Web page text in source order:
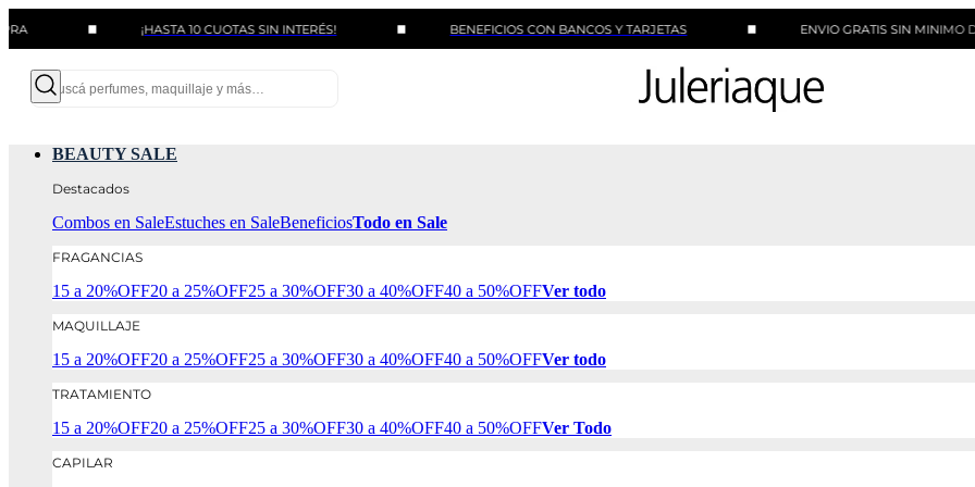
¡HASTA 10 CUOTAS SIN INTERÉS! BENEFICIOS CON BANCOS Y TARJETAS ENVIO GRATIS SIN MINIMO DE
BEAUTY SALE
Destacados
Combos en SaleEstuches en SaleBeneficiosTodo en Sale
FRAGANCIAS
15 a 20%OFF20 a 25%OFF25 a 30%OFF30 a 40%OFF40 a 50%OFFVer todo
MAQUILLAJE
15 a 20%OFF20 a 25%OFF25 a 30%OFF30 a 40%OFF40 a 50%OFFVer todo
TRATAMIENTO
15 a 20%OFF20 a 25%OFF25 a 30%OFF30 a 40%OFF40 a 50%OFFVer Todo
CAPILAR